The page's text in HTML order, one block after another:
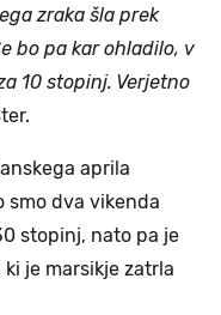
zraka šla prek
bo pa kar ohladilo, v
10 stopinj. Verjetno
aprila
smo dva vikenda
stopinj, nato pa je
je marsikje zatrla